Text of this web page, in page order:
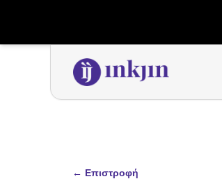
← Επιστροφή